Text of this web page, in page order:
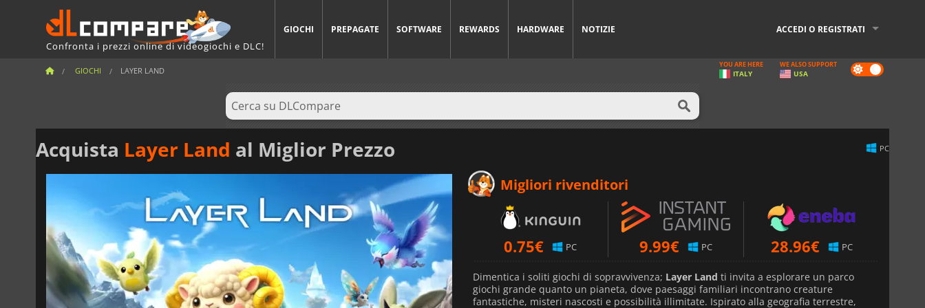
Confronta i prezzi online di videogiochi e DLC!
GIOCHI PREPAGATE SOFTWARE REWARDS HARDWARE NOTIZIE ACCEDI O REGISTRATI
GIOCHI LAYER LAND Dark
mode
YOU ARE HERE
ITALY
WE ALSO SUPPORT
USA
Acquista Layer Land al Miglior Prezzo PC
Migliori rivenditori
0.75€ PC 9.99€ PC 28.96€ PC
Dimentica i soliti giochi di sopravvivenza; Layer Land ti invita a esplorare un parco
giochi grande quanto un pianeta, dove paesaggi familiari incontrano creature
fantastiche, misteri nascosti e possibilità illimitate. Ispirato alla geografia terrestre,